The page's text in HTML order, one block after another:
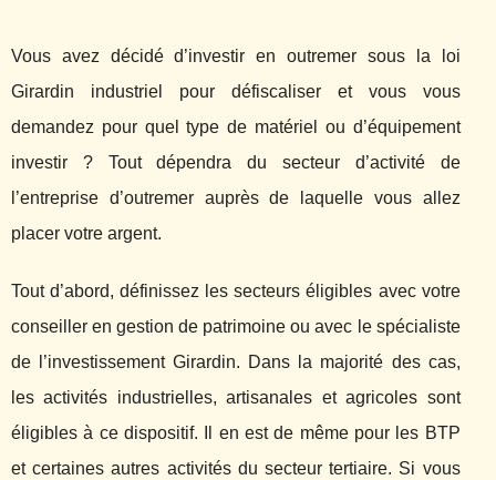
Vous avez décidé d’investir en outremer sous la loi
Girardin industriel pour défiscaliser et vous vous
demandez pour quel type de matériel ou d’équipement
investir ? Tout dépendra du secteur d’activité de
l’entreprise d’outremer auprès de laquelle vous allez
placer votre argent.
Tout d’abord, définissez les secteurs éligibles avec votre
conseiller en gestion de patrimoine ou avec le spécialiste
de l’investissement Girardin. Dans la majorité des cas,
les activités industrielles, artisanales et agricoles sont
éligibles à ce dispositif. Il en est de même pour les BTP
et certaines autres activités du secteur tertiaire. Si vous